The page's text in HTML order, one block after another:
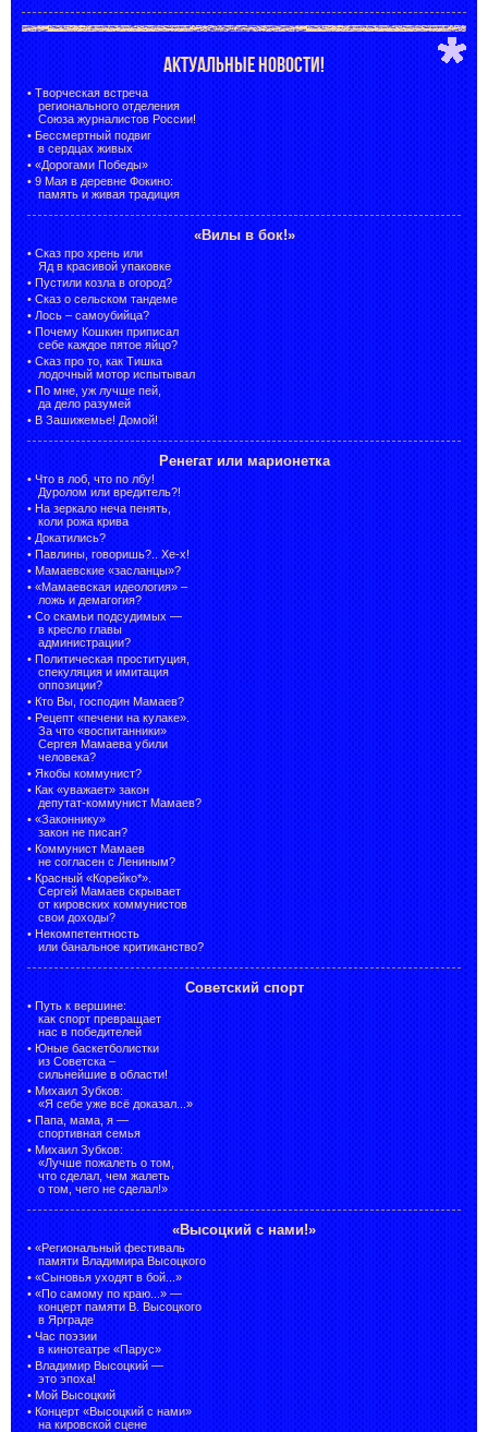
АКТУАЛЬНЫЕ НОВОСТИ!
• Творческая встреча
регионального отделения
Союза журналистов России!
• Бессмертный подвиг
в сердцах живых
• «Дорогами Победы»
• 9 Мая в деревне Фокино:
память и живая традиция
«Вилы в бок!»
• Сказ про хрень или
Яд в красивой упаковке
• Пустили козла в огород?
• Сказ о сельском тандеме
• Лось – самоубийца?
• Почему Кошкин приписал
себе каждое пятое яйцо?
• Сказ про то, как Тишка
лодочный мотор испытывал
• По мне, уж лучше пей,
да дело разумей
• В Зашижемье! Домой!
Ренегат или марионетка
• Что в лоб, что по лбу!
Дуролом или вредитель?!
• На зеркало неча пенять,
коли рожа крива
• Докатились?
• Павлины, говоришь?.. Хе-х!
• Мамаевские «засланцы»?
• «Мамаевская идеология» –
ложь и демагогия?
• Со скамьи подсудимых —
в кресло главы
администрации?
• Политическая проституция,
спекуляция и имитация
оппозиции?
• Кто Вы, господин Мамаев?
• Рецепт «печени на кулаке».
За что «воспитанники»
Сергея Мамаева убили
человека?
• Якобы коммунист?
• Как «уважает» закон
депутат-коммунист Мамаев?
• «Законнику»
закон не писан?
• Коммунист Мамаев
не согласен с Лениным?
• Красный «Корейко*».
Сергей Мамаев скрывает
от кировских коммунистов
свои доходы?
• Некомпетентность
или банальное критиканство?
Советский спорт
• Путь к вершине:
как спорт превращает
нас в победителей
• Юные баскетболистки
из Советска –
сильнейшие в области!
• Михаил Зубков:
«Я себе уже всё доказал...»
• Папа, мама, я —
спортивная семья
• Михаил Зубков:
«Лучше пожалеть о том,
что сделал, чем жалеть
о том, чего не сделал!»
«Высоцкий с нами!»
• «Региональный фестиваль
памяти Владимира Высоцкого
• «Сыновья уходят в бой...»
• «По самому по краю...» —
концерт памяти В. Высоцкого
в Ярграде
• Час поэзии
в кинотеатре «Парус»
• Владимир Высоцкий —
это эпоха!
• Мой Высоцкий
• Концерт «Высоцкий с нами»
на кировской сцене